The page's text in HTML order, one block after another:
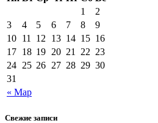
« Мар
1
2
3
4 5 6 7 8
9
10 11 12 13 14 15 16
17 18 19 20 21 22 23
24 25 26 27 28 29 30
31
Свежие записи